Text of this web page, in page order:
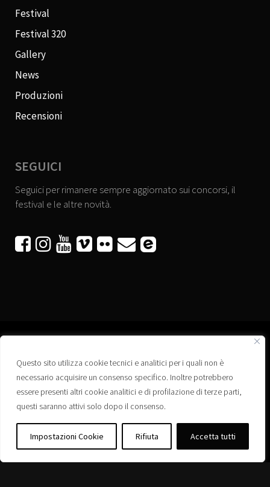
Questo sito utilizza cookie tecnici e analitici per i quali non è
necessario acquisire un consenso specifico. Inoltre potrebbero
essere presenti altri cookie analitici e di profilazione di terze parti,
questi saranno attivi solo dopo il consenso.
Impostazioni Cookie Rifiuta Accetta tutti
Festival
Festival 320
Gallery
News
Produzioni
Recensioni
SEGUICI
Seguici per rimanere sempre aggiornato sui concorsi, il
festival e le altre novità.
     
Associazione “Corti a Ponte” APS
Via Wagner, 42 - 35020 Ponte San Nicolò (PD)
C.F. 92223660280
Privacy policy
Registro delle Associazioni di Promozione Sociale – Regione Veneto –
Iscrizione n. PS/PD0364
Albo delle Associazioni – Comune di Ponte San Nicolò – Iscrizione n. 77